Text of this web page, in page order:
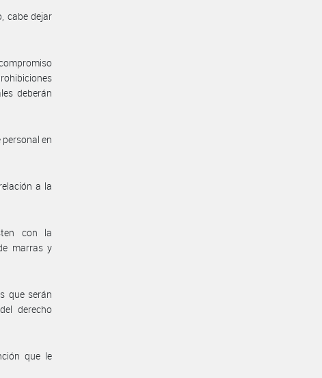
cabe dejar
deberán
en
a la
con la
marras y
que serán
derecho
que le